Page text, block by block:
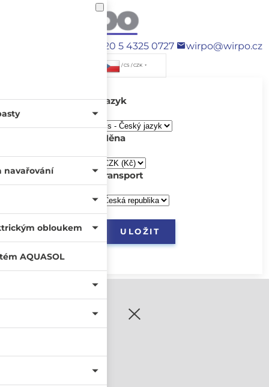
+420 5 4325 0727 wirpo@wirpo.cz
/ CS / CZK
Jazyk
Měna
transport
navařování
obloukem
AQUASOL